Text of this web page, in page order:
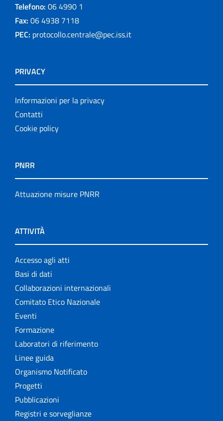
Telefono: 06 4990 1
Fax: 06 4938 7118
PEC: protocollo.centrale@pec.iss.it
PRIVACY
Informazioni per la privacy
Contatti
Cookie policy
PNRR
Attuazione misure PNRR
ATTIVITÀ
Accesso agli atti
Basi di dati
Collaborazioni internazionali
Comitato Etico Nazionale
Eventi
Formazione
Laboratori di riferimento
Linee guida
Organismo Notificato
Progetti
Pubblicazioni
Registri e sorveglianze